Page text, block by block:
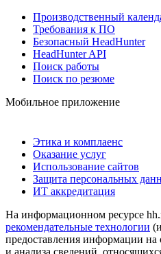
Производственный
Требования к ПО
Безопасный HeadHunter
HeadHunter API
Поиск работы
Поиск по резюме
Мобильное приложение
Этика и комплаенс
Оказание услуг
Использование сайтов
Защита персональных
ИТ аккредитация
На информационном ресурсе
рекомендательные технологии
предоставления информации на
и анализа сведений,